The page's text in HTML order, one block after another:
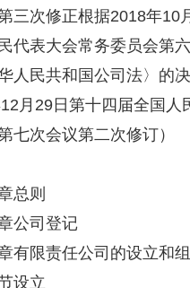
三次修正根据2018年10
代表大会常务委员会第
人民共和国公司法〉的
月29日第十四届全国人
七次会议第二次修订）
则
司登记
限责任公司的设立和
立